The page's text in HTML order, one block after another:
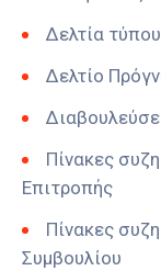
Δελτία τύπου
Δελτίο
Πίνακες
Επιτροπής
Πίνακες
Συμβουλίου